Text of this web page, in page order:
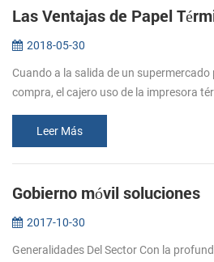
Las Ventajas de Papel
2018-05-30
Cuando a la salida de un
compra, el cajero uso de la impresora
Este...Leer Más
Gobierno móvil soluciones
2017-10-30
Generalidades Del Sector Con la